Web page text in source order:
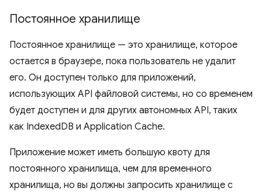
Постоянное хранилище
Постоянное хранилище — это хранилище, которое
остается в браузере, пока пользователь не удалит
его. Он доступен только для приложений,
использующих API файловой системы, но со временем
будет доступен и для других автономных API, таких
как IndexedDB и Application Cache.
Приложение может иметь большую квоту для
постоянного хранилища, чем для временного
хранилища, но вы должны запросить хранилище с